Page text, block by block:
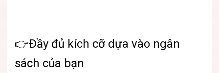
👉Đầy đủ kích cỡ dựa vào ngân
sách của bạn